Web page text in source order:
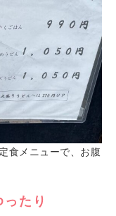
食メニューで、お腹
たり